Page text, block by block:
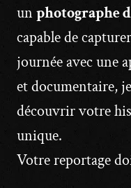
unphotographe
capable de
journée avec une
et documentaire,
découvrir votre
unique.
Votre reportage